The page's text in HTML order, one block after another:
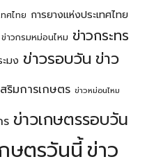
ทศไทย การยางแห่งประเทศไทย
ข่าวกรมหม่อนไหม ข่าวกระทร
มง ข่าวรอบวัน ข่าว
ริมการเกษตร ข่าวหม่อนไหม
ข่าวเกษตรรอบวัน
ษตรวันนี้ ข่าว